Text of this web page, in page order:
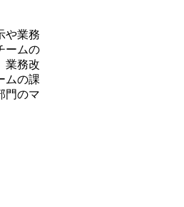
や業務
ームの
業務改
ムの課
門のマ